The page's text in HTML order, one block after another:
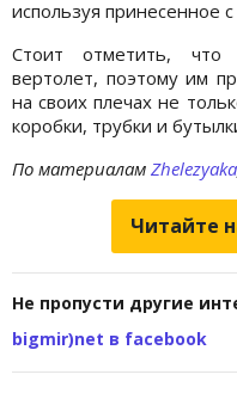
используя принесенное
Стоит отметить, что
вертолет, поэтому им
на своих плечах не
коробки, трубки и
По материалам Zhelezyaka
Читайте
Не пропусти другие
bigmir)net в facebook